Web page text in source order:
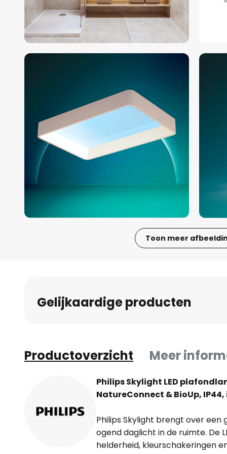
Toon meer
vanGelijkaardige producten
Productoverzicht Meer
Philips Skylight LED
NatureConnect & BioUp,
Philips Skylight brengt over
ogend daglicht in de ruimte. De
helderheid, kleurschakeringen